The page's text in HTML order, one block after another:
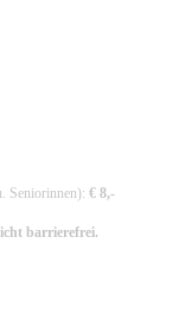
Seniorinnen): € 8,-
barrierefrei.